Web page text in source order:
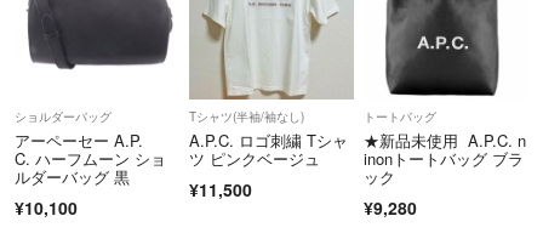
ショルダーバッグ
アーペーセー A.P.
C. ハーフムーン ショ
ルダーバッグ 黒
¥10,100
Tシャツ(半袖/袖なし)
A.P.C. ロゴ刺繍 Tシャ
ツ ピンクベージュ
¥11,500
トートバッグ
★新品未使用 A.P.C. n
inonトートバッグ ブラ
ック
¥9,280